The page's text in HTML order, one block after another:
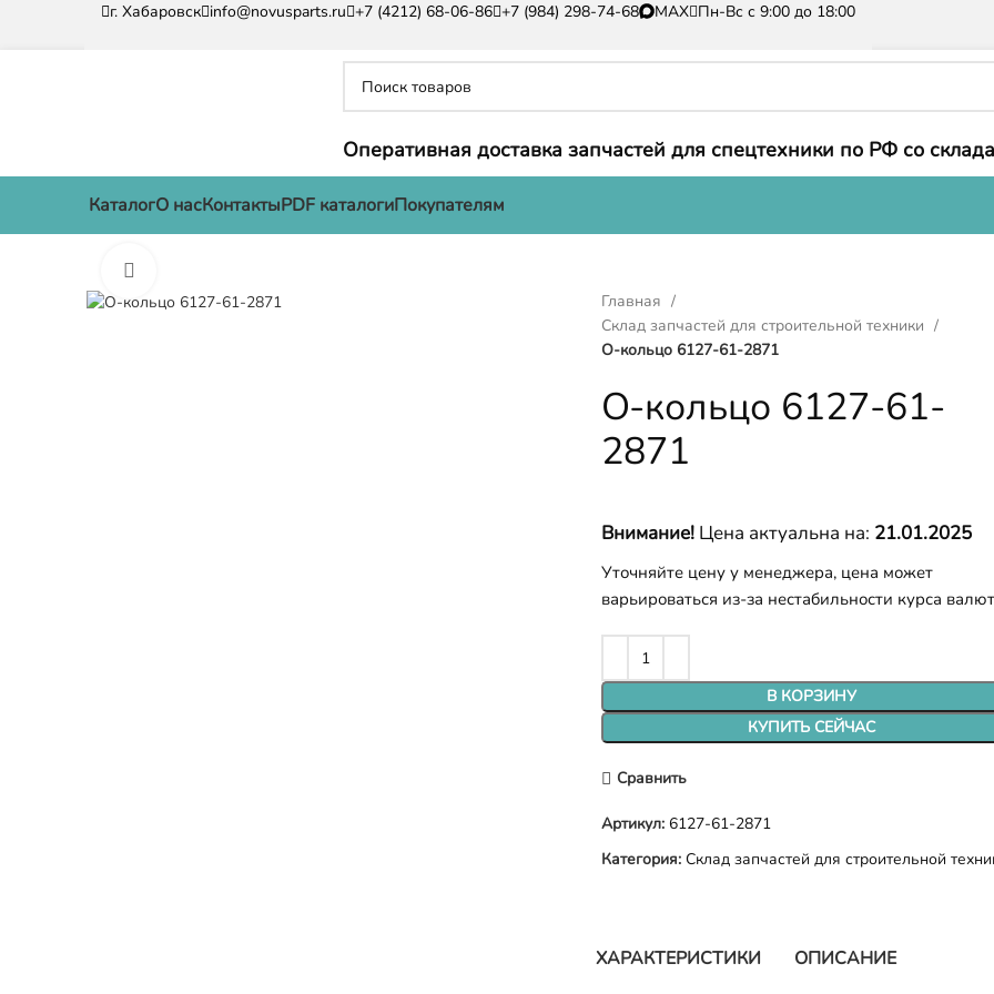
г. Хабаровск info@novusparts.ru +7 (4212) 68-06-86 +7 (984) 298-74-68 MAX Пн-Вс с 9:00 до 18:00
Оперативная доставка запчастей для спецтехники по РФ со
КаталогО насКонтактыPDF каталогиПокупателям
Главная
Склад запчастей для строительной техники
О-кольцо 6127-61-2871
О-кольцо 6127-61-
2871
Внимание! Цена актуальна на: 21.01.2025
Уточняйте цену у менеджера, цена может
варьироваться из-за нестабильности курса
В КОРЗИНУ
КУПИТЬ СЕЙЧАС
Сравнить
Артикул: 6127-61-2871
Категория: Склад запчастей для строительной
ХАРАКТЕРИСТИКИ ОПИСАНИЕ